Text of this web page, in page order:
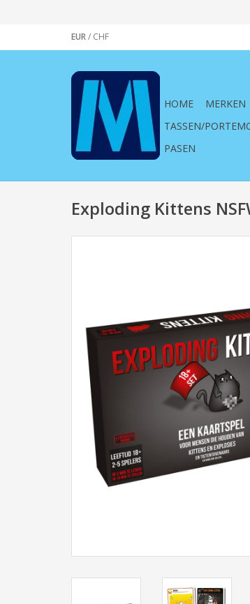
EUR/ CHF
HOME MERKEN
TASSEN/
PASEN
Exploding Kittens